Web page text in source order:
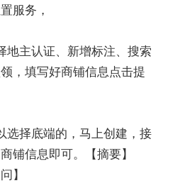
服务，
地主认证、新增标注、搜索
，填写好商铺信息点击提
选择底端的，马上创建，接
铺信息即可。【摘要】
】